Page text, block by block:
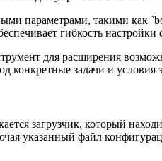
параметрами, такими
гибкость настройки
для расширения
конкретные задачи и условия
загрузчик, который
указанный файл